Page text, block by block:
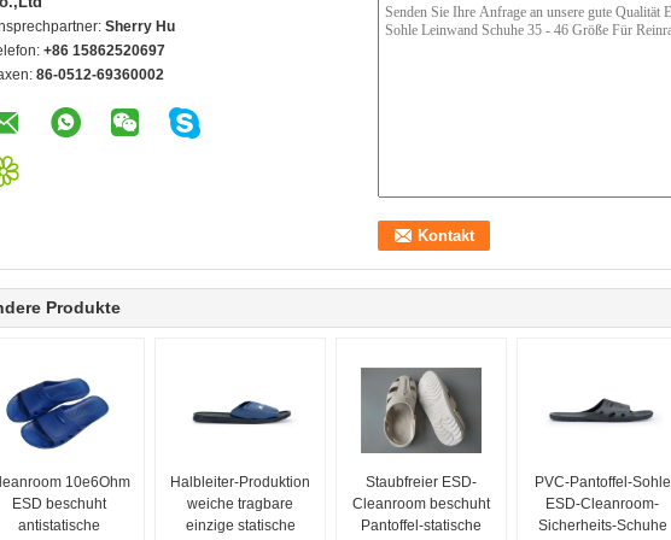
Sherry Hu
+86 15862520697
86-0512-69360002
Produkte
10e6Ohm
ESD beschuht
antistatische
Halbleiter-Produktion
weiche tragbare
einzige statische
Staubfreier ESD-
Cleanroom beschuht
Pantoffel-statische
PVC-Pantoffel-Sohle
ESD-Cleanroom-
Sicherheits-Schuhe